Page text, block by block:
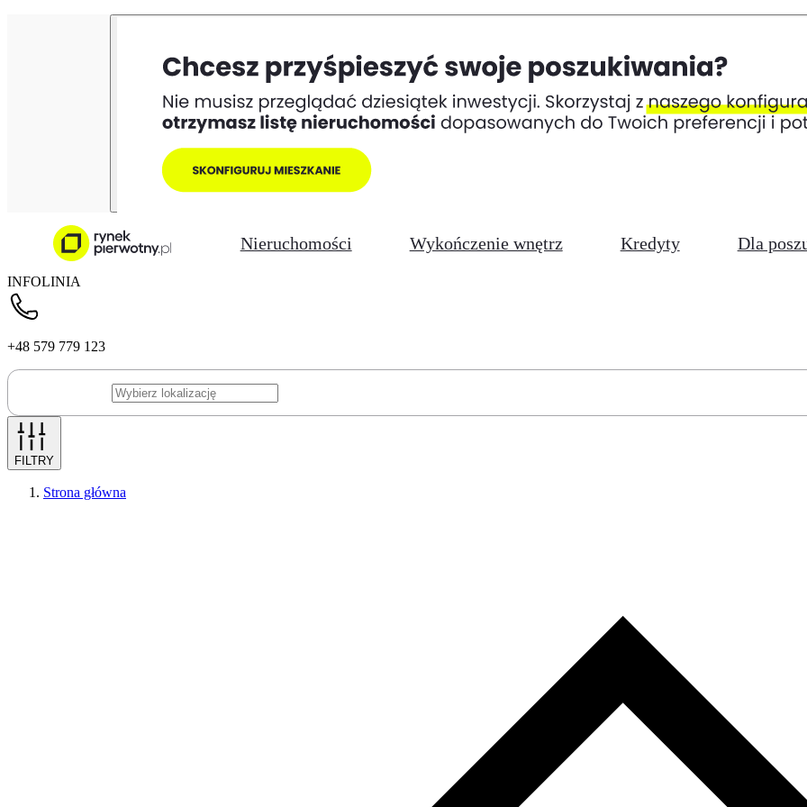
Nieruchomości Wykończenie wnętrz Kredyty Dla
INFOLINIA
+48 579 779 123
FILTRY
Strona główna